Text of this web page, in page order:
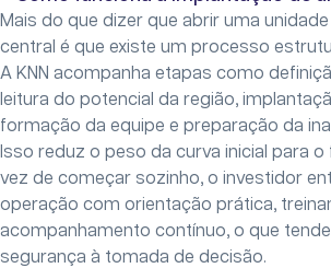
Mais do que dizer que abrir uma unidade
central é que existe um processo
A KNN acompanha etapas como
leitura do potencial da região,
formação da equipe e preparação da
Isso reduz o peso da curva inicial para o
vez de começar sozinho, o investidor
operação com orientação prática,
acompanhamento contínuo, o que
segurança à tomada de decisão.